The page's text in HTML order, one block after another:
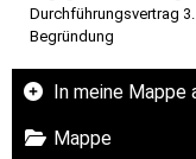
Durchführungsvertrag
Begründung
In meine Mappe
Mappe